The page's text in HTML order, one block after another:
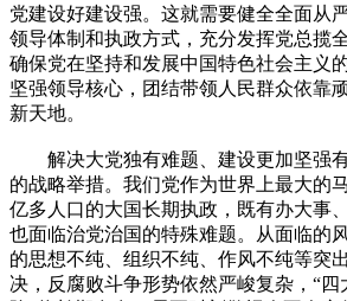
党建设好建设强。这就需要健全全面从
领导体制和执政方式，充分发挥党总揽
确保党在坚持和发展中国特色社会主义
坚强领导核心，团结带领人民群众依靠
新天地。
解决大党独有难题、建设更加坚强
的战略举措。我们党作为世界上最大的
亿多人口的大国长期执政，既有办大事
也面临治党治国的特殊难题。从面临的
的思想不纯、组织不纯、作风不纯等突
决，反腐败斗争形势依然严峻复杂，“四